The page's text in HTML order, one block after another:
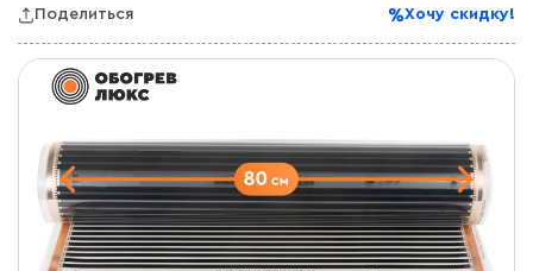
Поделиться
Хочу скидку!